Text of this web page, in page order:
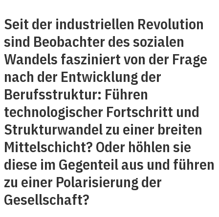
Seit der industriellen Revolution
sind Beobachter des sozialen
Wandels fasziniert von der Frage
nach der Entwicklung der
Berufsstruktur: Führen
technologischer Fortschritt und
Strukturwandel zu einer breiten
Mittelschicht? Oder höhlen sie
diese im Gegenteil aus und führen
zu einer Polarisierung der
Gesellschaft?